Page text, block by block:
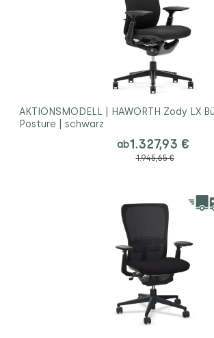
AKTIONSMODELL | HAWORTH Zody LX
Posture | schwarz
ab1.327,93 €
1.945,65 €